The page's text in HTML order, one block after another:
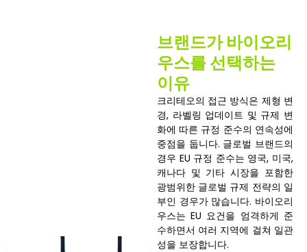
브랜드가 바이오리
우스를 선택하는
이유
크리테오의 접근 방식은 제형 변
경, 라벨링 업데이트 및 규제 변
화에 따른 규정 준수의 연속성에
중점을 둡니다. 글로벌 브랜드의
경우 EU 규정 준수는 영국, 미국,
캐나다 및 기타 시장을 포함한
광범위한 글로벌 규제 전략의 일
부인 경우가 많습니다. 바이오리
우스는 EU 요건을 엄격하게 준
수하면서 여러 지역에 걸쳐 일관
성을 보장합니다.